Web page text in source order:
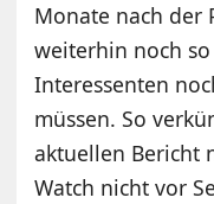
Monate nach der
weiterhin noch
Interessenten
müssen. So
aktuellen Bericht
Watch nicht vor